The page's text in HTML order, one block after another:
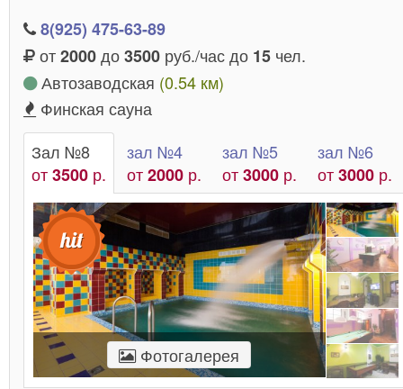
8(925) 475-63-89
от2000до3500 руб./час до 15 чел.
Автозаводская (0.54 км)
Финская сауна
Зал №8
от3500 р.
зал №4
от2000 р.
зал №5
от3000 р.
зал №6
от3000 р.
Фотогалерея